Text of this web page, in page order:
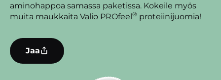
aminohappoa samassa paketissa. Kokeile myös
muita maukkaita Valio PROfeel® proteiinijuomia!
Jaa